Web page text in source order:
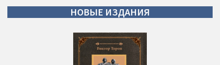
НОВЫЕ ИЗДАНИЯ